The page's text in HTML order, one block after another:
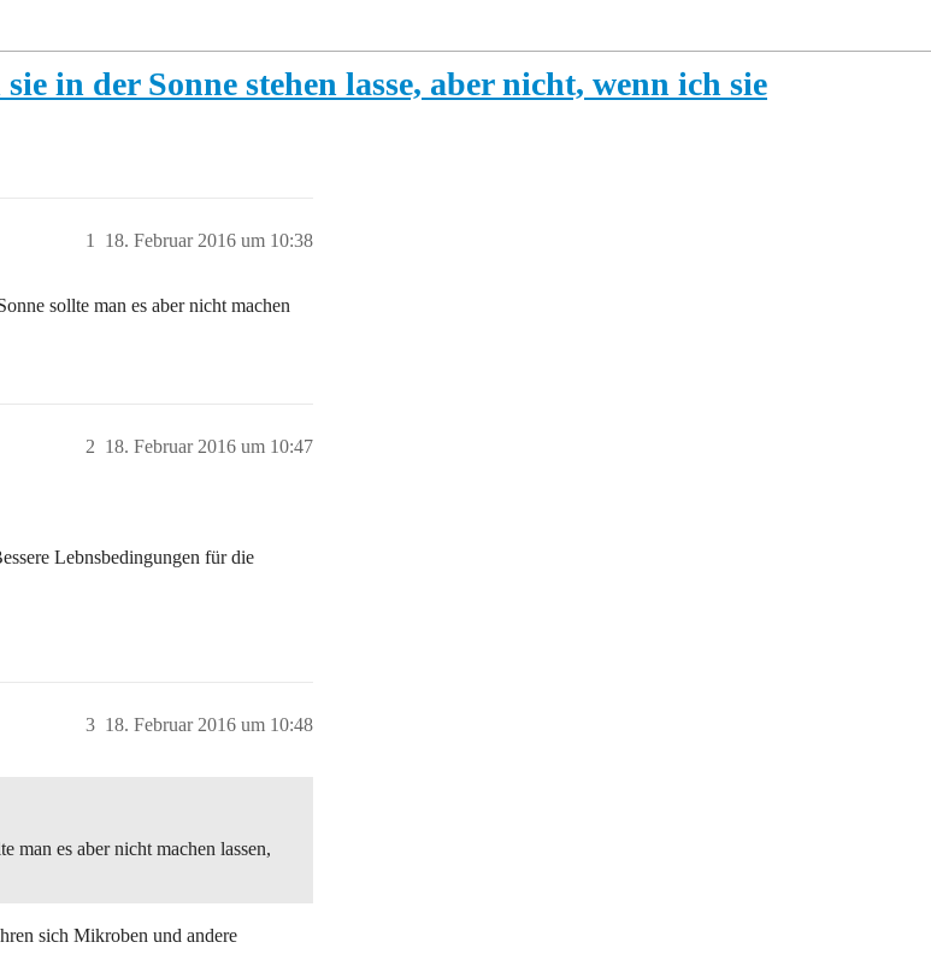
in der Sonne stehen lasse, aber nicht, wenn ich sie
18. Februar 2016 um 10:38
1
sollte man es aber nicht machen
18. Februar 2016 um 10:47
2
Lebnsbedingungen für die
18. Februar 2016 um 10:48
3
man es aber nicht machen lassen,
sich Mikroben und andere